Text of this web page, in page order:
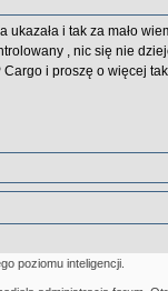
i tak za mało
, nic się nie
i proszę o więcej
poziomu inteligencji.